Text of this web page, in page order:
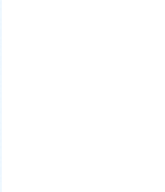
加速させる「背伸び」の
い選択肢